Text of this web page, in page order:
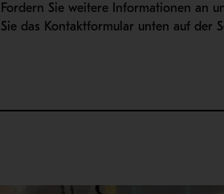
Fordern Sie weitere Informationen an
Sie das Kontaktformular unten auf der